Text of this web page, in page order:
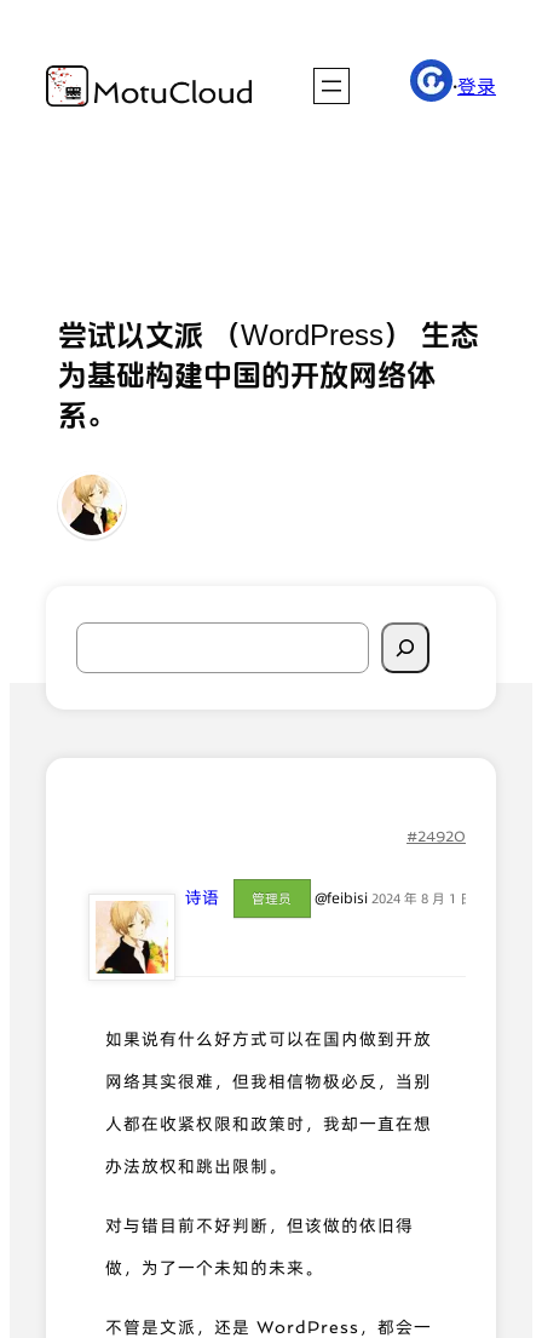
·登录
尝试以文派 （WordPress） 生态
为基础构建中国的开放网络体
系。
搜
索
#24920
诗语 管理员 @feibisi2024 年 8 月 1 日 3:14 下午
如果说有什么好方式可以在国内做到开放
网络其实很难，但我相信物极必反，当别
人都在收紧权限和政策时，我却一直在想
办法放权和跳出限制。
对与错目前不好判断，但该做的依旧得
做，为了一个未知的未来。
不管是文派，还是 WordPress，都会一